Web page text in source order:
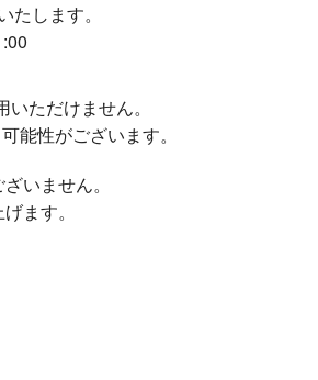
します。
ただけません。
能性がございます。
いません。
ます。